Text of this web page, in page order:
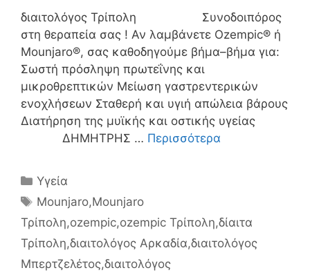
διαιτολόγος Τρίπολη Συνοδοιπόρος
στη θεραπεία σας ! Αν λαμβάνετε Ozempic® ή
Mounjaro®, σας καθοδηγούμε βήμα–βήμα για:
Σωστή πρόσληψη πρωτεΐνης και
μικροθρεπτικών Μείωση γαστρεντερικών
ενοχλήσεων Σταθερή και υγιή απώλεια βάρους
Διατήρηση της μυϊκής και οστικής υγείας
ΔΗΜΗΤΡΗΣ … Περισσότερα
Κατηγορίες
Υγεία
Ετικέτες
Mounjaro,Mounjaro
Τρίπολη,ozempic,ozempic Τρίπολη,δίαιτα
Τρίπολη,διαιτολόγος Αρκαδία,διαιτολόγος
Μπερτζελέτος,διαιτολόγος